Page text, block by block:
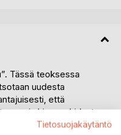
Tässä teoksessa
uudesta
että
vain hieman hidastaa
polttoaineista
Tietosuojakäytäntö